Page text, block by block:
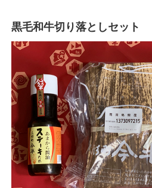
黒毛和牛切り落としセット